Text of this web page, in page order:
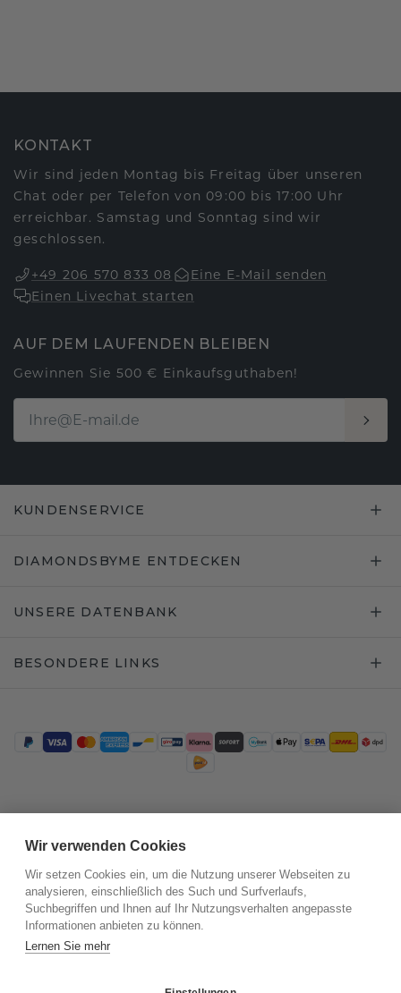
KONTAKT
Wir sind jeden Montag bis Freitag über unseren
Chat oder per Telefon von 09:00 bis 17:00 Uhr
erreichbar. Samstag und Sonntag sind wir
geschlossen.
+49 206 570 833 08
Eine E-Mail senden
Einen Livechat starten
AUF DEM LAUFENDEN BLEIBEN
Gewinnen Sie 500 € Einkaufsguthaben!
KUNDENSERVICE
DIAMONDSBYME ENTDECKEN
UNSERE DATENBANK
BESONDERE LINKS
Wir verwenden Cookies
Wir setzen Cookies ein, um die Nutzung unserer Webseiten zu
analysieren, einschließlich des Such und Surfverlaufs,
Suchbegriffen und Ihnen auf Ihr Nutzungsverhalten angepasste
Informationen anbieten zu können.
Lernen Sie mehr